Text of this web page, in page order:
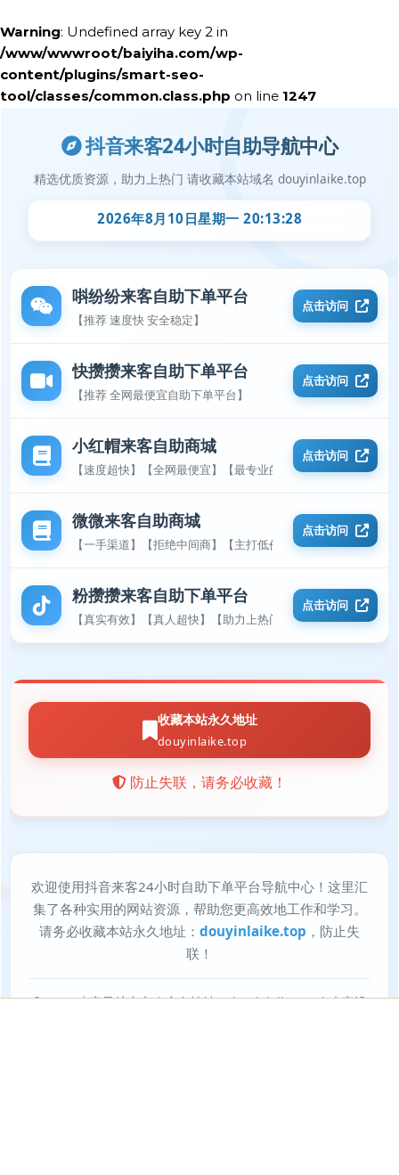
Warning: Undefined array key 2 in
/www/wwwroot/baiyiha.com/wp-
content/plugins/smart-seo-
tool/classes/common.class.php on line 1247